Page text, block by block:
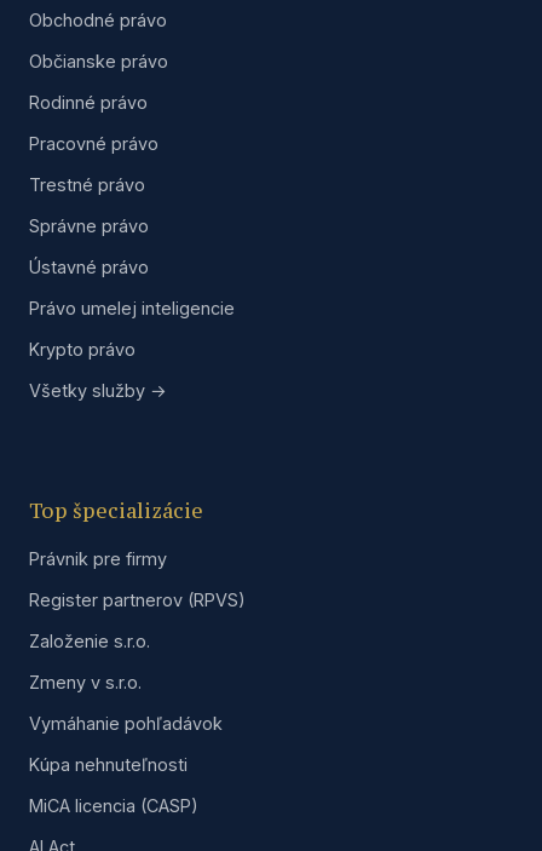
Obchodné právo
Občianske právo
Rodinné právo
Pracovné právo
Trestné právo
Správne právo
Ústavné právo
Právo umelej inteligencie
Krypto právo
Všetky služby →
Top špecializácie
Právnik pre firmy
Register partnerov (RPVS)
Založenie s.r.o.
Zmeny v s.r.o.
Vymáhanie pohľadávok
Kúpa nehnuteľnosti
MiCA licencia (CASP)